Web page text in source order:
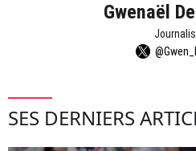
Gwenaël
SES DERNIERS